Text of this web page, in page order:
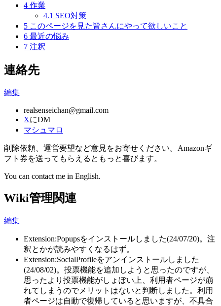
4 作業
4.1 SEO対策
5 このページを見た皆さんにやって欲しいこと
6 最近の悩み
7 注釈
連絡先
編集
realsenseichan@gmail.com
XにDM
マシュマロ
削除依頼、運営要望など意見をお寄せください。Amazonギ
フト券を送ってもらえるともっと喜びます。
You can contact me in English.
Wiki管理関連
編集
Extension:Popupsをインストールしました(24/07/20)。注
釈とかが読みやすくなるはず。
Extension:SocialProfileをアンインストールしました
(24/08/02)。投票機能を追加しようと思ったのですが、
思ったより投票機能がしょぼい上、利用者ページが崩
れてしまうのでメリットはないと判断しました。利用
者ページは自動で復帰していると思いますが、不具合